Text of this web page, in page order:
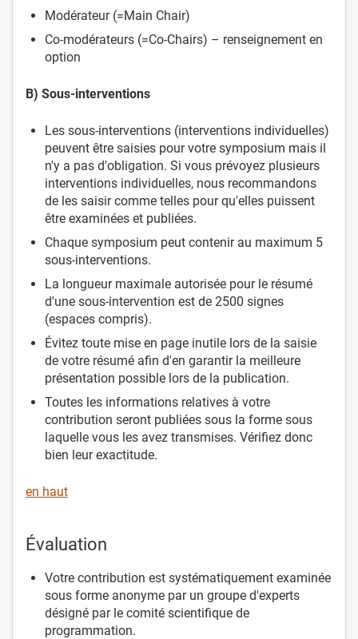
Modérateur (=Main Chair)
Co-modérateurs (=Co-Chairs) – renseignement en
option
B) Sous-interventions
Les sous-interventions (interventions individuelles)
peuvent être saisies pour votre symposium mais il
n'y a pas d'obligation. Si vous prévoyez plusieurs
interventions individuelles, nous recommandons
de les saisir comme telles pour qu'elles puissent
être examinées et publiées.
Chaque symposium peut contenir au maximum 5
sous-interventions.
La longueur maximale autorisée pour le résumé
d'une sous-intervention est de 2500 signes
(espaces compris).
Évitez toute mise en page inutile lors de la saisie
de votre résumé afin d'en garantir la meilleure
présentation possible lors de la publication.
Toutes les informations relatives à votre
contribution seront publiées sous la forme sous
laquelle vous les avez transmises. Vérifiez donc
bien leur exactitude.
en haut
Évaluation
Votre contribution est systématiquement examinée
sous forme anonyme par un groupe d'experts
désigné par le comité scientifique de
programmation.